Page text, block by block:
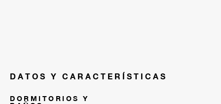
RBA Residences, una residencia excepcional y una gran inversión.
DATOS Y CARACTERÍSTICAS
DORMITORIOS Y